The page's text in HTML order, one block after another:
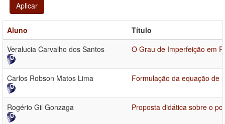
Aplicar
Aluno
Título
Veralucia Carvalho dos Santos
O Grau de Imperfeição em
Carlos Robson Matos Lima Formulação da equação de
Rogério Gil Gonzaga Proposta didática sobre o